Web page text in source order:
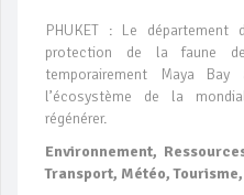
PHUKET : Le
protection de la faune
temporairement Maya
l’écosystème de la
régénérer.
Environnement,
Transport, Météo, Tourisme,